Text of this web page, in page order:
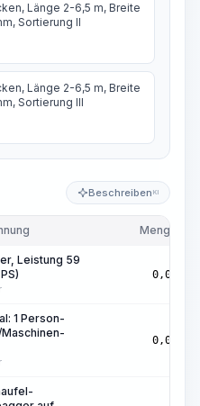
Länge 2-6,5 m, Breite
Sortierung II
Länge 2-6,5 m, Breite
Sortierung III
Beschreiben KI
Menge
Leistung 59
0,06
1 Person-
0,06